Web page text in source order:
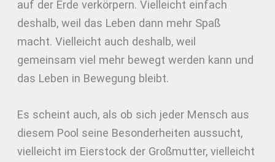
auf der Erde verkörpern. Vielleicht einfach
deshalb, weil das Leben dann mehr Spaß
macht. Vielleicht auch deshalb, weil
gemeinsam viel mehr bewegt werden kann und
das Leben in Bewegung bleibt.
Es scheint auch, als ob sich jeder Mensch aus
diesem Pool seine Besonderheiten aussucht,
vielleicht im Eierstock der Großmutter, vielleicht